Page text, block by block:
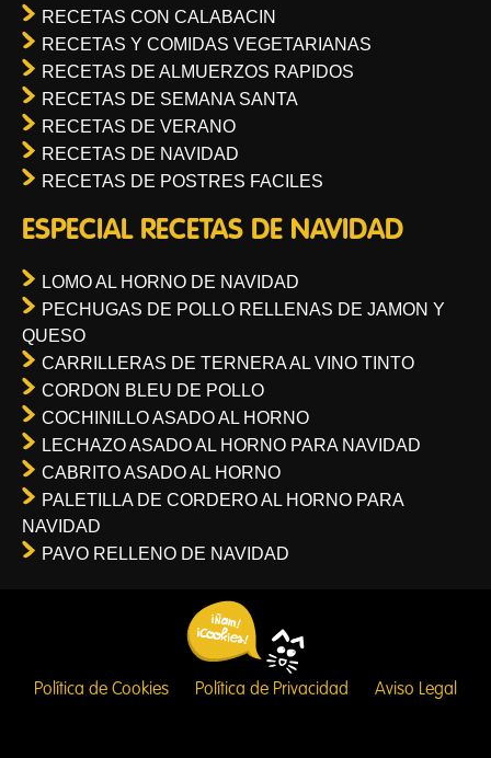
RECETAS CON CALABACIN
RECETAS Y COMIDAS VEGETARIANAS
RECETAS DE ALMUERZOS RAPIDOS
RECETAS DE SEMANA SANTA
RECETAS DE VERANO
RECETAS DE NAVIDAD
RECETAS DE POSTRES FACILES
ESPECIAL RECETAS DE NAVIDAD
LOMO AL HORNO DE NAVIDAD
PECHUGAS DE POLLO RELLENAS DE JAMON Y
QUESO
CARRILLERAS DE TERNERA AL VINO TINTO
CORDON BLEU DE POLLO
COCHINILLO ASADO AL HORNO
LECHAZO ASADO AL HORNO PARA NAVIDAD
CABRITO ASADO AL HORNO
PALETILLA DE CORDERO AL HORNO PARA
NAVIDAD
PAVO RELLENO DE NAVIDAD
Política de Cookies Política de Privacidad Aviso Legal